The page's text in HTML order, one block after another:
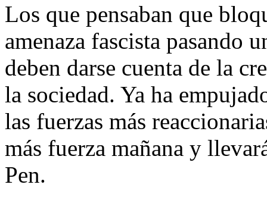
Los que pensaban que
amenaza fascista pasando
deben darse cuenta de la
la sociedad. Ya ha
las fuerzas más
más fuerza mañana y
Pen.